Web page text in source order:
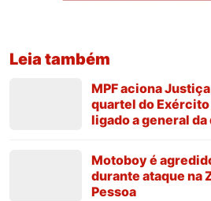
Leia também
MPF aciona
quartel do Exército
ligado a general
Motoboy é
durante ataque na
Pessoa